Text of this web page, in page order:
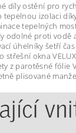
díly ostění pro
tepelnou izolaci
tepelných
odolné proti vodě
úhelníky šetří
střešní okna
z parotěsné fólie
plisované